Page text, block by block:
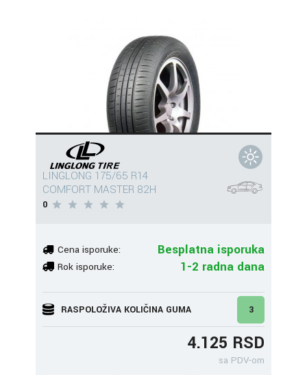
LINGLONG 175/65 R14
COMFORT MASTER 82H
0
Cena isporuke: Besplatna isporuka
Rok isporuke: 1-2 radna dana
RASPOLOŽIVA KOLIČINA GUMA 3
4.125 RSD
sa PDV-om